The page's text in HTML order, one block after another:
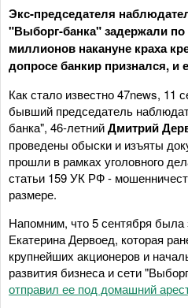
Экс-председателя
"Выборг-банка" задержали
миллионов накануне краха
допросе банкир признался, и
Как стало известно 47news, 11
бывший председатель
банка", 46-летнийДмитрий
проведены обыски и изъяты
прошли в рамках уголовного
статьи 159 УК РФ -
размере.
Напомним, что 5 сентября была
Екатерина Дервоед, которая
крупнейших акционеров и
развития бизнеса и сети
отправил ее под домашний